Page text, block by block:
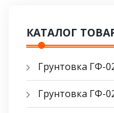
КАТАЛОГ
Грунтовка ГФ-
Грунтовка ГФ-